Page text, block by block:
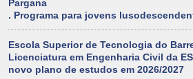
Pargana
. Programa para jovens
Escola Superior de Tecnologia do
Licenciatura em Engenharia Civil da
novo plano de estudos em 2026/2027